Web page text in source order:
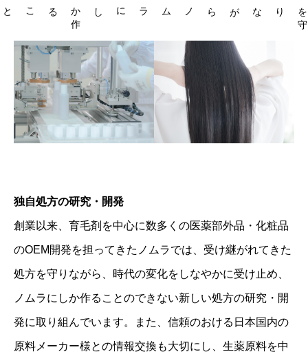
りながら
ノムラにしか作
独自処方の研究・開発
創業以来、育毛剤を中心に数多くの医薬部外品・化粧品
のOEM開発を担ってきたノムラでは、受け継がれてきた
処方を守りながら、時代の変化をしなやかに受け止め、
ノムラにしか作ることのできない新しい処方の研究・開
発に取り組んでいます。また、信頼のおける日本国内の
原料メーカー様との情報交換も大切にし、生薬原料を中